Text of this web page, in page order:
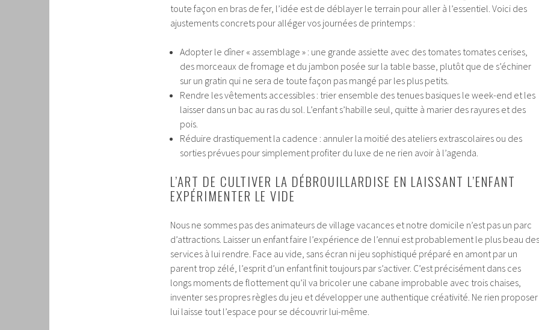
toute façon en bras de fer, l’idée est de déblayer le terrain pour aller à l’essentiel. Voici des
ajustements concrets pour alléger vos journées de printemps :
Adopter le dîner « assemblage » : une grande assiette avec des tomates tomates cerises,
des morceaux de fromage et du jambon posée sur la table basse, plutôt que de s’échiner
sur un gratin qui ne sera de toute façon pas mangé par les plus petits.
Rendre les vêtements accessibles : trier ensemble des tenues basiques le week-end et les
laisser dans un bac au ras du sol. L’enfant s’habille seul, quitte à marier des rayures et des
pois.
Réduire drastiquement la cadence : annuler la moitié des ateliers extrascolaires ou des
sorties prévues pour simplement profiter du luxe de ne rien avoir à l’agenda.
L’ART DE CULTIVER LA DÉBROUILLARDISE EN LAISSANT L’ENFANT
EXPÉRIMENTER LE VIDE
Nous ne sommes pas des animateurs de village vacances et notre domicile n’est pas un parc
d’attractions. Laisser un enfant faire l’expérience de l’ennui est probablement le plus beau des
services à lui rendre. Face au vide, sans écran ni jeu sophistiqué préparé en amont par un
parent trop zélé, l’esprit d’un enfant finit toujours par s’activer. C’est précisément dans ces
longs moments de flottement qu’il va bricoler une cabane improbable avec trois chaises,
inventer ses propres règles du jeu et développer une authentique créativité. Ne rien proposer
lui laisse tout l’espace pour se découvrir lui-même.